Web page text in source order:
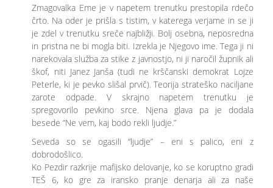
Zmagovalka Eme je v napetem trenutku prestopila rdečo
črto. Na oder je prišla s tistim, v katerega verjame in se ji
je zdel v trenutku sreče najbližji. Bolj osebna, neposredna
in pristna ne bi mogla biti. Izrekla je Njegovo ime. Tega ji ni
narekovala služba za stike z javnostjo, ni ji naročil župnik ali
škof, niti Janez Janša (tudi ne krščanski demokrat Lojze
Peterle, ki je pevko slišal prvič). Teorija strateško naciljane
zarote odpade. V skrajno napetem trenutku je
spregovorilo pevkino srce. Njena glava pa je dodala
besede “Ne vem, kaj bodo rekli ljudje.”
Seveda so se ogasili “ljudje” – eni s palico, eni z
dobrodošlico.
Ko Pezdir razkrije mafijsko delovanje, ko se koruptno gradi
TEŠ 6, ko gre za iransko pranje denarja ali za naše